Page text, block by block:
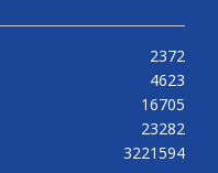
2372
4623
16705
23282
3221594